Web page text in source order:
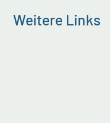
Weitere Links